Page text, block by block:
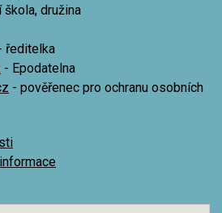
škola, družina
ředitelka
- Epodatelna
- pověřenec pro ochranu osobních